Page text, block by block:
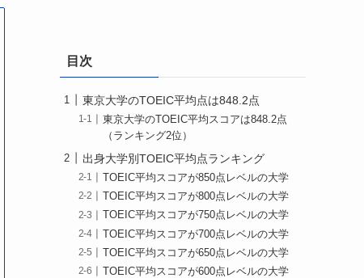
目次
東京大学のTOEIC平均点は848.2点
東京大学のTOEIC平均スコアは848.2点
（ランキング2位）
出身大学別TOEIC平均点ランキング
TOEIC平均スコアが850点レベルの大学
TOEIC平均スコアが800点レベルの大学
TOEIC平均スコアが750点レベルの大学
TOEIC平均スコアが700点レベルの大学
TOEIC平均スコアが650点レベルの大学
TOEIC平均スコアが600点レベルの大学